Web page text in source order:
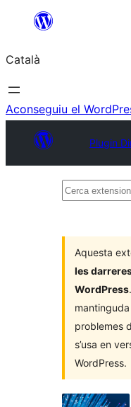
contingut
Català
Aconseguiu el
Plugin
Cerca
Aquesta
les
WordPress
problemes
s’usa en
WordPress.